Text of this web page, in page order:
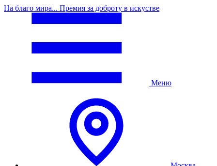
На благо мира... Премия за доброту в искустве
Меню